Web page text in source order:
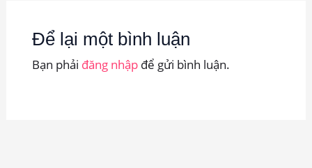
Để lại một bình luận
Bạn phải đăng nhậpđể gửi bình luận.